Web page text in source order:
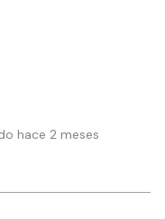
hace 2 meses